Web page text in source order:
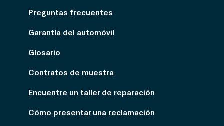
Preguntas frecuentes
Garantía del automóvil
Glosario
Contratos de muestra
Encuentre un taller de reparación
Cómo presentar una reclamación